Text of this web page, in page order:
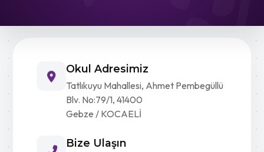
Okul Adresimiz
Tatlıkuyu Mahallesi, Ahmet Pembegüllü
Blv. No:79/1, 41400
Gebze / KOCAELİ
Bize Ulaşın